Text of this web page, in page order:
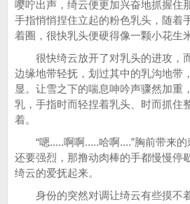
嘤咛出声，绮云便更加兴奋地抓握住
手指悄悄捏住立起的粉色乳头，随着
着圈，很快乳头便硬得像一颗小花生米
很快绮云放开了对乳头的进攻，
边缘地带轻抚，划过其中的乳沟地带
显。让雪之下的喘息呻吟声骤然加重
乳，手指时而轻捏着乳头、时而抓住
着。
“嗯.....啊啊.....哈啊....”胸前带来的
还要强烈，那撸动肉棒的手都慢慢停
绮云的爱抚起来。
身份的突然对调让绮云有些摸不